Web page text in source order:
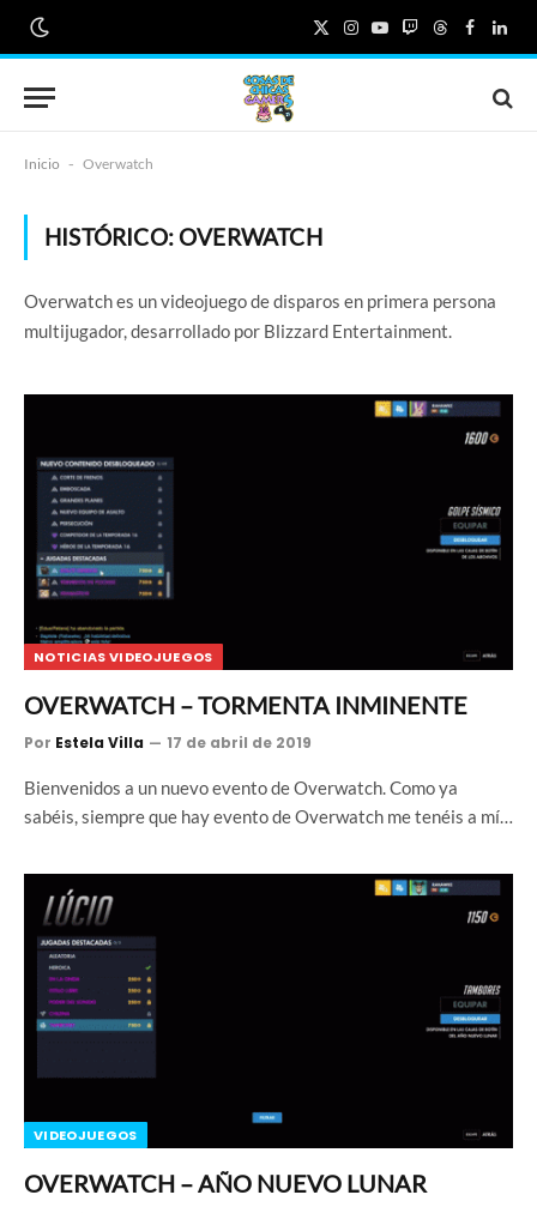
X
(Twitter)
Instagram
YouTube
TwitchThreads
Inicio - Overwatch
HISTÓRICO:OVERWATCH
Overwatch es un videojuego de disparos en primera persona
multijugador, desarrollado por Blizzard Entertainment.
NOTICIAS VIDEOJUEGOS
OVERWATCH – TORMENTA INMINENTE
Por Estela Villa 17 de abril de 2019
Bienvenidos a un nuevo evento de Overwatch. Como ya
sabéis, siempre que hay evento de Overwatch me tenéis a mí…
VIDEOJUEGOS
OVERWATCH – AÑO NUEVO LUNAR